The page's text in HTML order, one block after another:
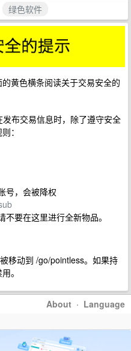
绿色软件
黄色横条阅读关于交易安全的
布交易信息时，除了遵守安全
：
号，会被降权
要在这里进行全新物品。
移动到 /go/pointless。如果持
。
About · Language